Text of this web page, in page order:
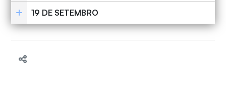
19 DE SETEMBRO